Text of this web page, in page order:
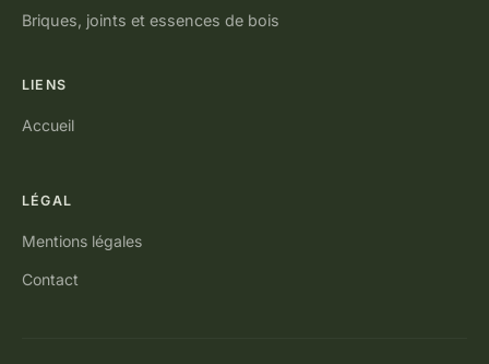
Briques, joints et essences de bois
LIENS
Accueil
LÉGAL
Mentions légales
Contact